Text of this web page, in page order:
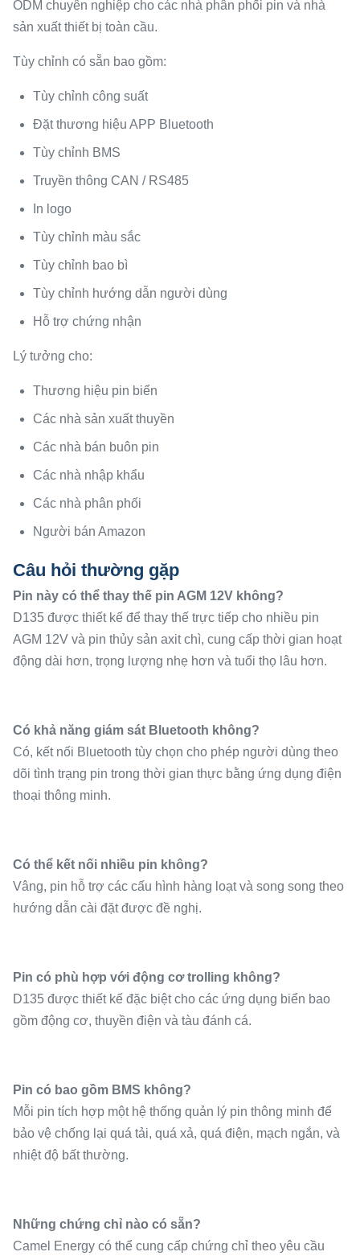
ODM chuyên nghiệp cho các nhà phân phối pin và nhà
sản xuất thiết bị toàn cầu.
Tùy chỉnh có sẵn bao gồm:
Tùy chỉnh công suất
Đặt thương hiệu APP Bluetooth
Tùy chỉnh BMS
Truyền thông CAN / RS485
In logo
Tùy chỉnh màu sắc
Tùy chỉnh bao bì
Tùy chỉnh hướng dẫn người dùng
Hỗ trợ chứng nhận
Lý tưởng cho:
Thương hiệu pin biển
Các nhà sản xuất thuyền
Các nhà bán buôn pin
Các nhà nhập khẩu
Các nhà phân phối
Người bán Amazon
Câu hỏi thường gặp
Pin này có thể thay thế pin AGM 12V không?
D135 được thiết kế để thay thế trực tiếp cho nhiều pin
AGM 12V và pin thủy sản axit chì, cung cấp thời gian hoạt
động dài hơn, trọng lượng nhẹ hơn và tuổi thọ lâu hơn.
Có khả năng giám sát Bluetooth không?
Có, kết nối Bluetooth tùy chọn cho phép người dùng theo
dõi tình trạng pin trong thời gian thực bằng ứng dụng điện
thoại thông minh.
Có thể kết nối nhiều pin không?
Vâng, pin hỗ trợ các cấu hình hàng loạt và song song theo
hướng dẫn cài đặt được đề nghị.
Pin có phù hợp với động cơ trolling không?
D135 được thiết kế đặc biệt cho các ứng dụng biển bao
gồm động cơ, thuyền điện và tàu đánh cá.
Pin có bao gồm BMS không?
Mỗi pin tích hợp một hệ thống quản lý pin thông minh để
bảo vệ chống lại quá tải, quá xả, quá điện, mạch ngắn, và
nhiệt độ bất thường.
Những chứng chỉ nào có sẵn?
Camel Energy có thể cung cấp chứng chỉ theo yêu cầu